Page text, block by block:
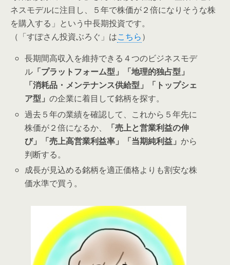
ネスモデルに注目し、５年で株価が２倍になりそうな株
を購入する」 という中長期投資です。
（「すぽさん投資ぶろぐ」はこちら）
長期間高収入を維持できる４つのビジネスモデ
ル 「プラットフォーム型」「地理的独占型」
「消耗品・メンテナンス供給型」「トップシェ
ア型」の企業に着目して銘柄を探す。
過去５年の業績を確認して、これから５年先に
株価が２倍になるか、
「売上と営業利益の伸
び」「売上高営業利益率」「当期純利益」から
判断する。
成長が見込める銘柄を適正価格よりも割安な株
価水準で買う。